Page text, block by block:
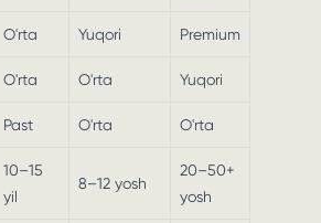
O'rta Yuqori Premium
O'rta O'rta Yuqori
Past O'rta O'rta
10–15
yil
8–12 yosh
20–50+
yosh